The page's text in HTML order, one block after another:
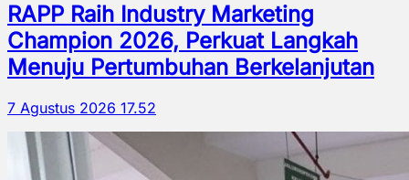
RAPP Raih Industry Marketing
Champion 2026, Perkuat Langkah
Menuju Pertumbuhan Berkelanjutan
7 Agustus 2026 17.52